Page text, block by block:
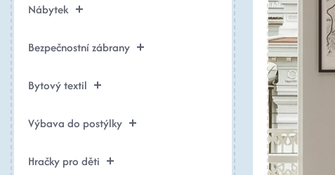
Nábytek
Bezpečnostní zábrany
Bytový textil
Výbava do postýlky
Hračky pro děti